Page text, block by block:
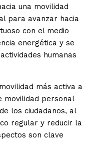
una movilidad
para avanzar hacia
con el medio
energética y se
humanas
más activa a
movilidad personal
los ciudadanos, al
regular y reducir la
son clave